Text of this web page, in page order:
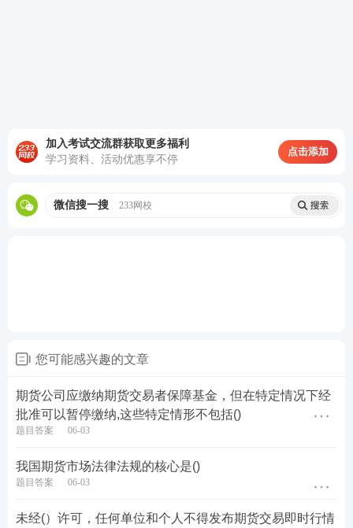
加入考试交流群获取更多福利
学习资料、活动优惠享不停
点击添加
微信搜一搜 233网校
您可能感兴趣的文章
期货公司应缴纳期货交易者保障基金，但在特定情况下经
批准可以暂停缴纳,这些特定情形不包括()
题目答案 06-03
我国期货市场法律法规的核心是()
题目答案 06-03
未经(）许可，任何单位和个人不得发布期货交易即时行情